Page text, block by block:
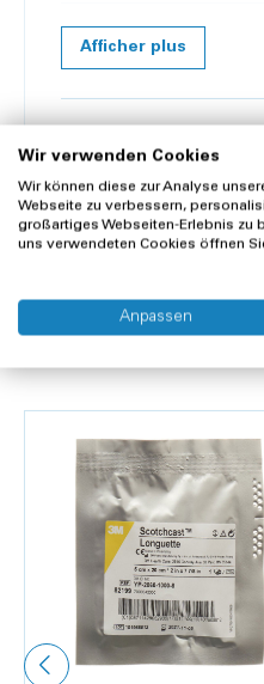
Matériau:
Couleur:
Longueur:
Largeur: 5
Afficher plus
Moulages en plâtre
Clients ont aussi acheté
Wir verwenden Cookies
Wir können diese zur Analyse
Webseite zu verbessern,
großartiges Webseiten-Erlebnis zu
uns verwendeten Cookies öffnen
Anpassen